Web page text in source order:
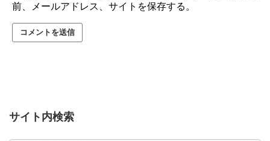
前、メールアドレス、サイトを保存する。
サイト内検索